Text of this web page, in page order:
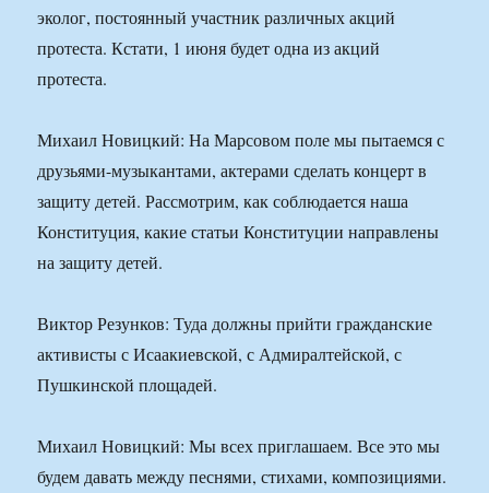
эколог, постоянный участник различных акций
протеста. Кстати, 1 июня будет одна из акций
протеста.
Михаил Новицкий: На Марсовом поле мы пытаемся с
друзьями-музыкантами, актерами сделать концерт в
защиту детей. Рассмотрим, как соблюдается наша
Конституция, какие статьи Конституции направлены
на защиту детей.
Виктор Резунков: Туда должны прийти гражданские
активисты с Исаакиевской, с Адмиралтейской, с
Пушкинской площадей.
Михаил Новицкий: Мы всех приглашаем. Все это мы
будем давать между песнями, стихами, композициями.